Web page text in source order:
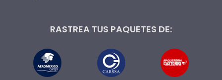
RASTREA TUS PAQUETES DE: